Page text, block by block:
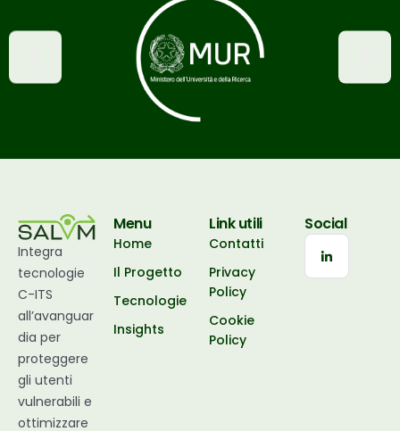
Integra
tecnologie
C-ITS
all’avanguar
dia per
proteggere
gli utenti
vulnerabili e
ottimizzare
Menu
Home
Il Progetto
Tecnologie
Insights
Link utili
Contatti
Privacy
Policy
Cookie
Policy
Social